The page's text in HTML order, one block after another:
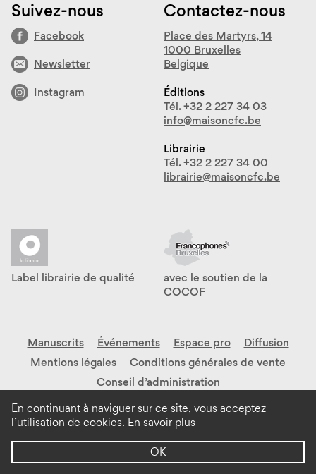
En continuant à naviguer sur ce site, vous acceptez
l’utilisation de cookies. En savoir plus
OK
Suivez-nous
Facebook
Newsletter
Instagram
Contactez-nous
Place des Martyrs, 14
1000 Bruxelles
Belgique
Éditions
Tél. +32 2 227 34 03
info@maisoncfc.be
Librairie
Tél. +32 2 227 34 00
librairie@maisoncfc.be
Label librairie de qualité
avec le soutien de la
COCOF
Manuscrits Événements Espace pro
Diffusion
Mentions légales
Conditions générales de vente
Conseil d’administration
Developpement: